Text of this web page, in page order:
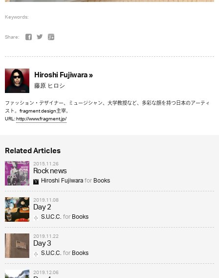
Keywords:
Share:
Hiroshi Fujiwara »
藤原 ヒロシ
ファッション・デザイナー、ミュージシャン、大学教授など、多彩な顔を持つ日本のアーティ
スト。fragment design主宰。
URL:http://www.fragment.jp/
Related Articles
2015.11.26
Rock news
Hiroshi FujiwaraforBooks
2019.11.08
Day 2
S.U.C.C.forBooks
2019.11.22
Day 3
S.U.C.C.forBooks
2019.12.06